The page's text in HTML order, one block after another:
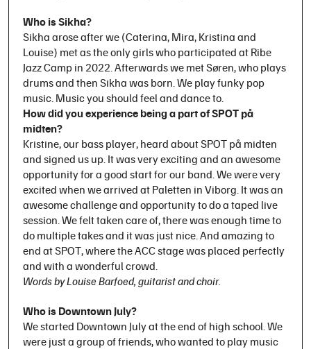
Who is Sikha?
Sikha arose after we (Caterina, Mira, Kristina and
Louise) met as the only girls who participated at Ribe
Jazz Camp in 2022. Afterwards we met Søren, who plays
drums and then Sikha was born. We play funky pop
music. Music you should feel and dance to.
How did you experience being a part of SPOT på
midten?
Kristine, our bass player, heard about SPOT på midten
and signed us up. It was very exciting and an awesome
opportunity for a good start for our band.We were very
excited when we arrived at Paletten in Viborg. It was an
awesome challenge and opportunity to do a taped live
session. We felt taken care of, there was enough time to
do multiple takes and it was just nice. And amazing to
end at SPOT, where the ACC stage was placed perfectly
and with a wonderful crowd.
Words by Louise Barfoed, guitarist and choir.
Who is Downtown July?
We started Downtown July at the end of high school. We
were just a group of friends, who wanted to play music